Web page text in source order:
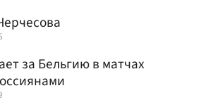
за Бельгию в матчах